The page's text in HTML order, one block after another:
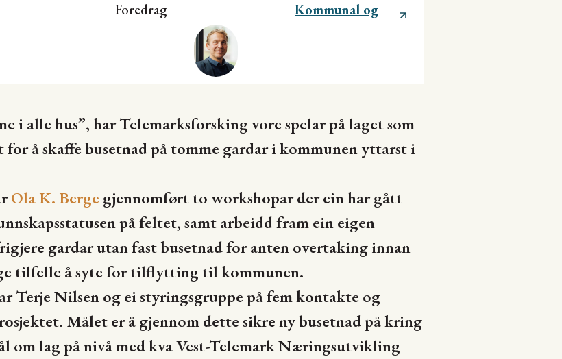
Foredrag Kommunal og
regional utvikling
i alle hus”, har Telemarksforsking vore spelar på laget som
å skaffe busetnad på tomme gardar i kommunen yttarst i
Ola K. Berge gjennomført to workshopar der ein har gått
på feltet, samt arbeidd fram ein eigen
gardar utan fast busetnad for anten overtaking innan
tilfelle å syte for tilflytting til kommunen.
Terje Nilsen og ei styringsgruppe på fem kontakte og
Målet er å gjennom dette sikre ny busetnad på kring
om lag på nivå med kva Vest-Telemark Næringsutvikling